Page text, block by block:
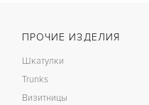
ПРОЧИЕ ИЗДЕЛИЯ
Шкатулки
Trunks
Визитницы